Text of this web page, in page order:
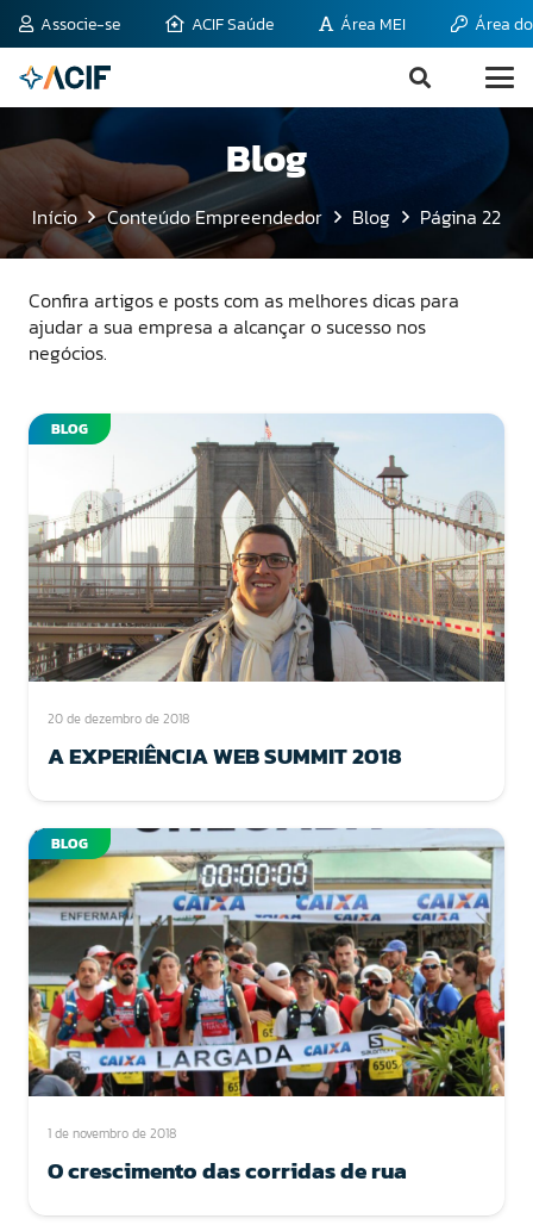
Associe-se ACIF Saúde Área MEI Área
Blog
Início Conteúdo Empreendedor Blog Página 22
Confira artigos e posts com as melhores dicas para
ajudar a sua empresa a alcançar o sucesso nos
negócios.
BLOG
20 de dezembro de 2018
A EXPERIÊNCIA WEB SUMMIT 2018
BLOG
1 de novembro de 2018
O crescimento das corridas de rua